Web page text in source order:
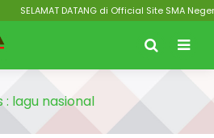
SELAMAT DATANG di Official Site SMA
: lagu nasional